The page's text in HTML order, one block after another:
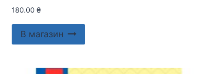
180.00 ₴
В магазин